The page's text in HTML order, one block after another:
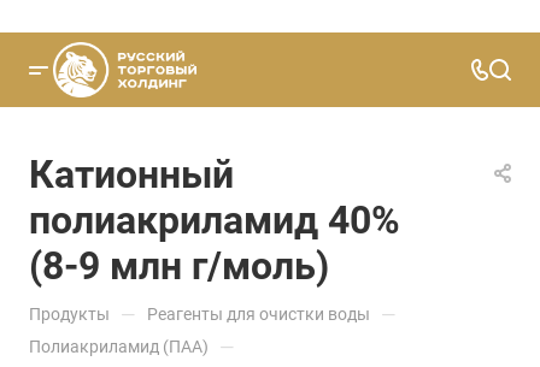
Катионный
полиакриламид 40%
(8-9 млн г/моль)
Продукты — Реагенты для очистки воды —
Полиакриламид (ПАА) —